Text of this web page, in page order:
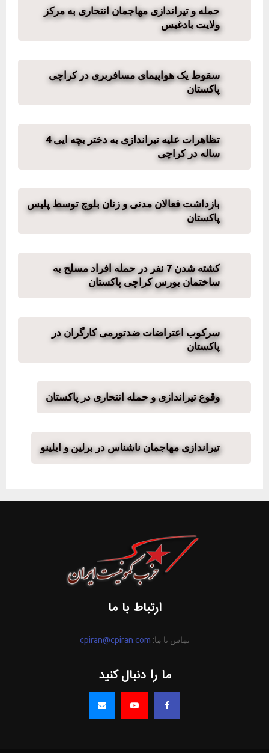
حمله و تیراندازی مهاجمان انتحاری به مرکز
ولایت بادغیس
سقوط یک هواپیمای مسافربری در کراچی
پاکستان
تظاهرات علیه تیراندازی به دختر بچه ایی 4
ساله در کراچی
بازداشت فعالان مدنی و زنان بلوچ توسط پلیس
پاکستان
کشته شدن 7 نفر در حمله افراد مسلح به
ساختمان بورس کراچی پاکستان
سرکوب اعتراضات ضدتورمی کارگران در
پاکستان
وقوع تیراندازی و حمله انتحاری در پاکستان
تیراندازی مهاجمان ناشناس در برلین و ایلینو
ارتباط با ما
تماس با ما: cpiran@cpiran.com
ما را دنبال کنید